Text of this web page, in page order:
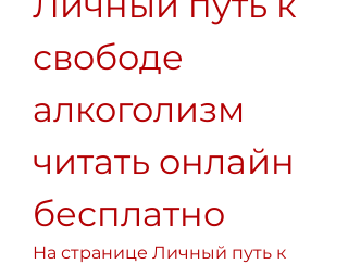
свободе
алкоголизм
читать онлайн
бесплатно
На странице Личный путь к